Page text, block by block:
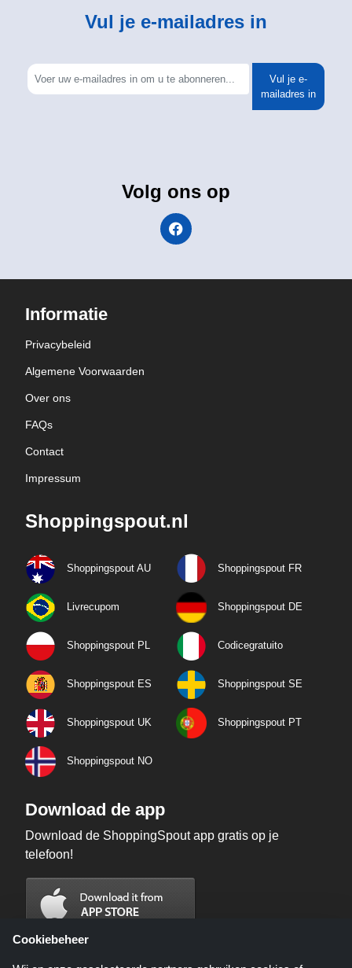
Vul je e-mailadres in
Vul je e-
mailadres in
Volg ons op
Informatie
Privacybeleid
Algemene Voorwaarden
Over ons
FAQs
Contact
Impressum
Shoppingspout.nl
Shoppingspout AU Shoppingspout FR
Livrecupom Shoppingspout DE
Shoppingspout PL Codicegratuito
Shoppingspout ES Shoppingspout SE
Shoppingspout UK Shoppingspout PT
Shoppingspout NO
Download de app
Download de ShoppingSpout app gratis op je
telefoon!
Cookiebeheer